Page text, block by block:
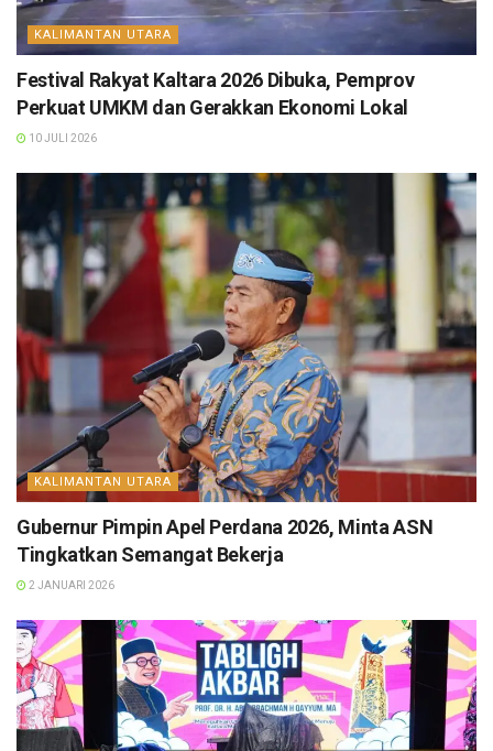
KALIMANTAN UTARA
Festival Rakyat Kaltara 2026 Dibuka, Pemprov
Perkuat UMKM dan Gerakkan Ekonomi Lokal
10 JULI 2026
KALIMANTAN UTARA
Gubernur Pimpin Apel Perdana 2026, Minta ASN
Tingkatkan Semangat Bekerja
2 JANUARI 2026